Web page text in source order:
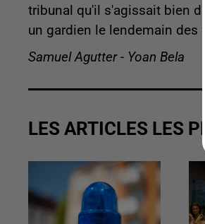
tribunal qu'il s'agissait bien
un gardien le lendemain des
Samuel Agutter - Yoan Bela
LES ARTICLES LES